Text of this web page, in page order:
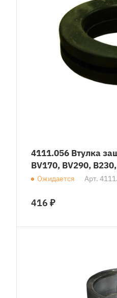
4111.056 Втулка
BV170, BV290,
Ожидается Арт.
416 ₽